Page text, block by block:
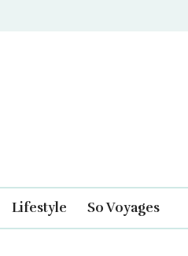
Lifestyle So Voyages